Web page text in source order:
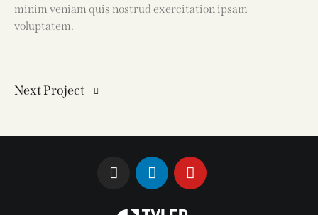
minim veniam quis nostrud exercitation ipsam
voluptatem.
Next Project